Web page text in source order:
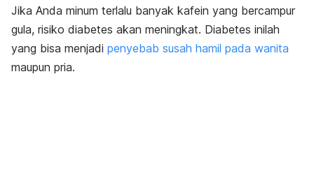
Jika Anda minum terlalu banyak kafein yang bercampur
gula, risiko diabetes akan meningkat. Diabetes inilah
yang bisa menjadi penyebab susah hamil pada wanita
maupun pria.